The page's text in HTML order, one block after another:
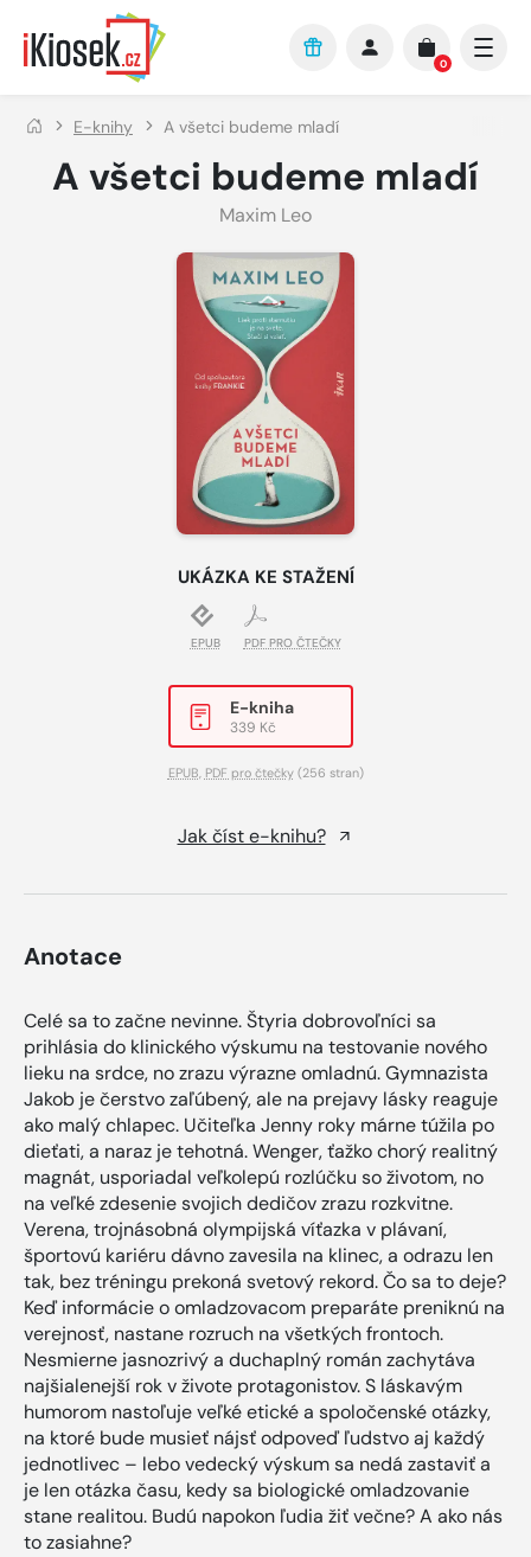
Přejít na hlavní obsah
0
E-knihy A všetci budeme mladí
A všetci budeme mladí
Maxim Leo
UKÁZKA KE STAŽENÍ
EPUB PDF PRO ČTEČKY
E-kniha
339 Kč
EPUB, PDF pro čtečky(256 stran)
Jak číst e-knihu?
Anotace
Celé sa to začne nevinne. Štyria dobrovoľníci sa
prihlásia do klinického výskumu na testovanie nového
lieku na srdce, no zrazu výrazne omladnú. Gymnazista
Jakob je čerstvo zaľúbený, ale na prejavy lásky reaguje
ako malý chlapec. Učiteľka Jenny roky márne túžila po
dieťati, a naraz je tehotná. Wenger, ťažko chorý realitný
magnát, usporiadal veľkolepú rozlúčku so životom, no
na veľké zdesenie svojich dedičov zrazu rozkvitne.
Verena, trojnásobná olympijská víťazka v plávaní,
športovú kariéru dávno zavesila na klinec, a odrazu len
tak, bez tréningu prekoná svetový rekord. Čo sa to deje?
Keď informácie o omladzovacom preparáte preniknú na
verejnosť, nastane rozruch na všetkých frontoch.
Nesmierne jasnozrivý a duchaplný román zachytáva
najšialenejší rok v živote protagonistov. S láskavým
humorom nastoľuje veľké etické a spoločenské otázky,
na ktoré bude musieť nájsť odpoveď ľudstvo aj každý
jednotlivec – lebo vedecký výskum sa nedá zastaviť a
je len otázka času, kedy sa biologické omladzovanie
stane realitou. Budú napokon ľudia žiť večne? A ako nás
to zasiahne?